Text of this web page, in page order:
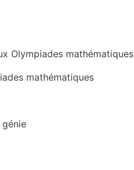
Olympiades mathématiques
mathématiques